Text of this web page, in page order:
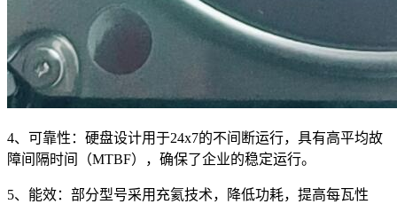
4、可靠性：硬盘设计用于24x7的不间断运行，具有高平均故
障间隔时间（MTBF），确保了企业的稳定运行。
5、能效：部分型号采用充氦技术，降低功耗，提高每瓦性